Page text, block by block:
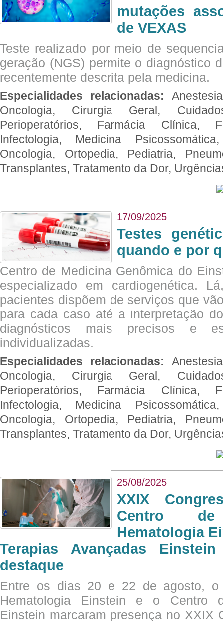
mutações
de VEXAS
Teste realizado por meio de
geração (NGS) permite o diagnóstico
recentemente descrita pela medicina.
Especialidades relacionadas:
Oncologia, Cirurgia Geral,
Perioperatórios, Farmácia Clínica,
Infectologia, Medicina
Oncologia, Ortopedia, Pediatria,
Transplantes, Tratamento da Dor,
17/09/2025
Testes
quando e por
Centro de Medicina Genômica do
especializado em cardiogenética.
pacientes dispõem de serviços que
para cada caso até a interpretação
diagnósticos mais precisos e
individualizadas.
Especialidades relacionadas:
Oncologia, Cirurgia Geral,
Perioperatórios, Farmácia Clínica,
Infectologia, Medicina
Oncologia, Ortopedia, Pediatria,
Transplantes, Tratamento da Dor,
25/08/2025
XXIX
Centro
Hematologia
Terapias Avançadas
destaque
Entre os dias 20 e 22 de agosto, o
Hematologia Einstein e o Centro
Einstein marcaram presença no XXIX